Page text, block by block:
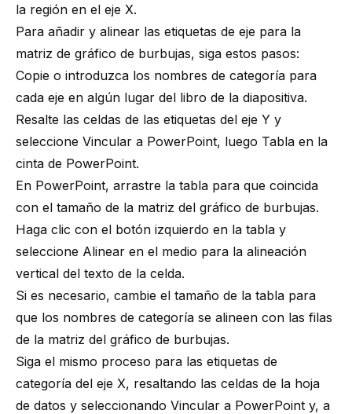
la región en el eje X.
Para añadir y alinear las etiquetas de eje para la
matriz de gráfico de burbujas, siga estos pasos:
Copie o introduzca los nombres de categoría para
cada eje en algún lugar del libro de la diapositiva.
Resalte las celdas de las etiquetas del eje Y y
seleccione Vincular a PowerPoint, luego Tabla en la
cinta de PowerPoint.
En PowerPoint, arrastre la tabla para que coincida
con el tamaño de la matriz del gráfico de burbujas.
Haga clic con el botón izquierdo en la tabla y
seleccione Alinear en el medio para la alineación
vertical del texto de la celda.
Si es necesario, cambie el tamaño de la tabla para
que los nombres de categoría se alineen con las filas
de la matriz del gráfico de burbujas.
Siga el mismo proceso para las etiquetas de
categoría del eje X, resaltando las celdas de la hoja
de datos y seleccionando Vincular a PowerPoint y, a